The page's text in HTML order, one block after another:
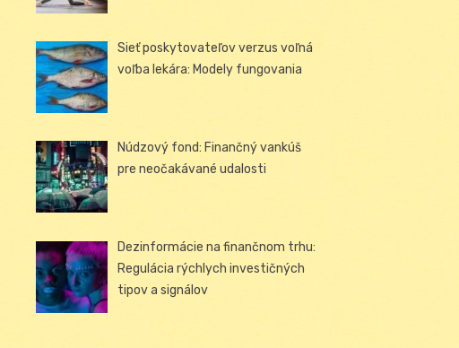
Sieť poskytovateľov verzus voľná
voľba lekára: Modely fungovania
Núdzový fond: Finančný vankúš
pre neočakávané udalosti
Dezinformácie na finančnom trhu:
Regulácia rýchlych investičných
tipov a signálov